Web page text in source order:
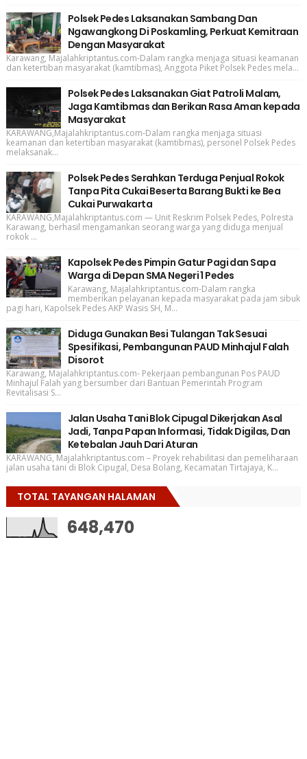
Polsek Pedes Laksanakan Sambang Dan
Ngawangkong Di Poskamling, Perkuat Kemitraan
Dengan Masyarakat
Karawang, Majalahkriptantus.com-Dalam rangka menjaga situasi keamanan
dan ketertiban masyarakat (kamtibmas), Anggota Piket Polsek Pedes mela...
Polsek Pedes Laksanakan Giat Patroli Malam,
Jaga Kamtibmas dan Berikan Rasa Aman kepada
Masyarakat
KARAWANG,Majalahkriptantus.com-Dalam rangka menjaga situasi
keamanan dan ketertiban masyarakat (kamtibmas), personel Polsek Pedes
melaksanak...
Polsek Pedes Serahkan Terduga Penjual Rokok
Tanpa Pita Cukai Beserta Barang Bukti ke Bea
Cukai Purwakarta
KARAWANG,Majalahkriptantus.com — Unit Reskrim Polsek Pedes, Polresta
Karawang, berhasil mengamankan seorang warga yang diduga menjual
rokok ...
Kapolsek Pedes Pimpin Gatur Pagi dan Sapa
Warga di Depan SMA Negeri 1 Pedes
Karawang, Majalahkriptantus.com-Dalam rangka
memberikan pelayanan kepada masyarakat pada jam sibuk
pagi hari, Kapolsek Pedes AKP Wasis SH, M...
Diduga Gunakan Besi Tulangan Tak Sesuai
Spesifikasi, Pembangunan PAUD Minhajul Falah
Disorot
Karawang, Majalahkriptantus.com- Pekerjaan pembangunan Pos PAUD
Minhajul Falah yang bersumber dari Bantuan Pemerintah Program
Revitalisasi S...
Jalan Usaha Tani Blok Cipugal Dikerjakan Asal
Jadi, Tanpa Papan Informasi, Tidak Digilas, Dan
Ketebalan Jauh Dari Aturan
KARAWANG, Majalahkriptantus.com – Proyek rehabilitasi dan pemeliharaan
jalan usaha tani di Blok Cipugal, Desa Bolang, Kecamatan Tirtajaya, K...
TOTAL TAYANGAN HALAMAN
648,470